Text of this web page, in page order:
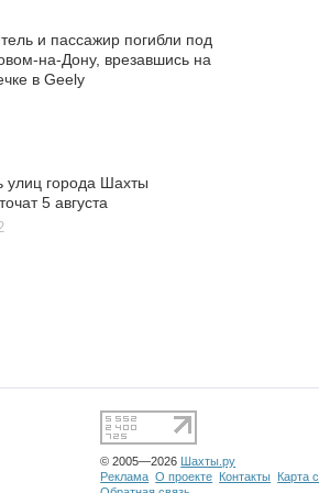
и пассажир погибли под
на-Дону, врезавшись на
в Geely
улиц города Шахты
5 августа
© 2005—2026 Шахты.ру
Реклама О проекте Контакты Карта